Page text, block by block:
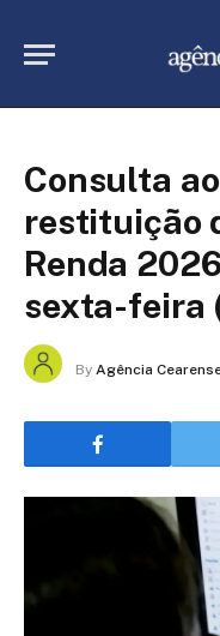
Consulta
restituição
Renda
sexta-feira
By Agência